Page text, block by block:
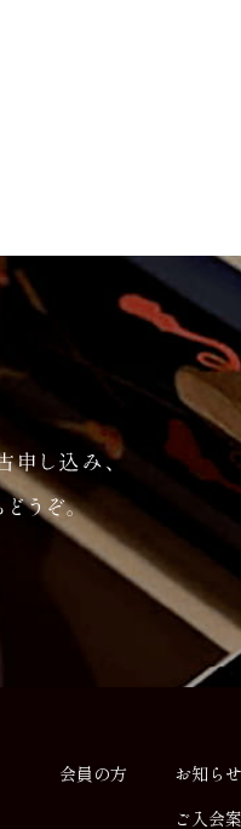
会員の方
お知ら
ご入会